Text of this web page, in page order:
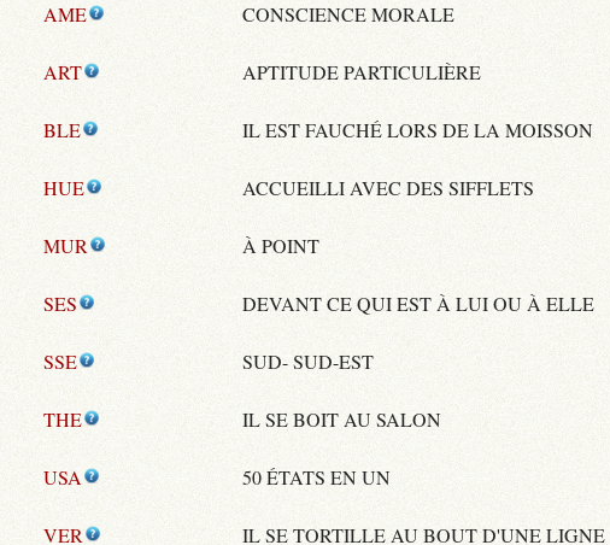
AME CONSCIENCE MORALE
ART APTITUDE PARTICULIÈRE
BLE IL EST FAUCHÉ LORS DE LA MOISSON
HUE ACCUEILLI AVEC DES SIFFLETS
MUR À POINT
SES DEVANT CE QUI EST À LUI OU À ELLE
SSE SUD- SUD-EST
THE IL SE BOIT AU SALON
USA 50 ÉTATS EN UN
VER IL SE TORTILLE AU BOUT D'UNE LIGNE